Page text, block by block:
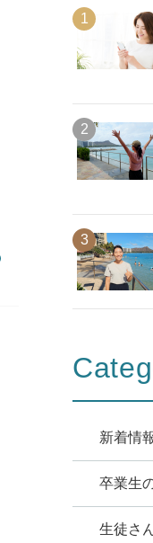
新着情
卒業生
生徒さ